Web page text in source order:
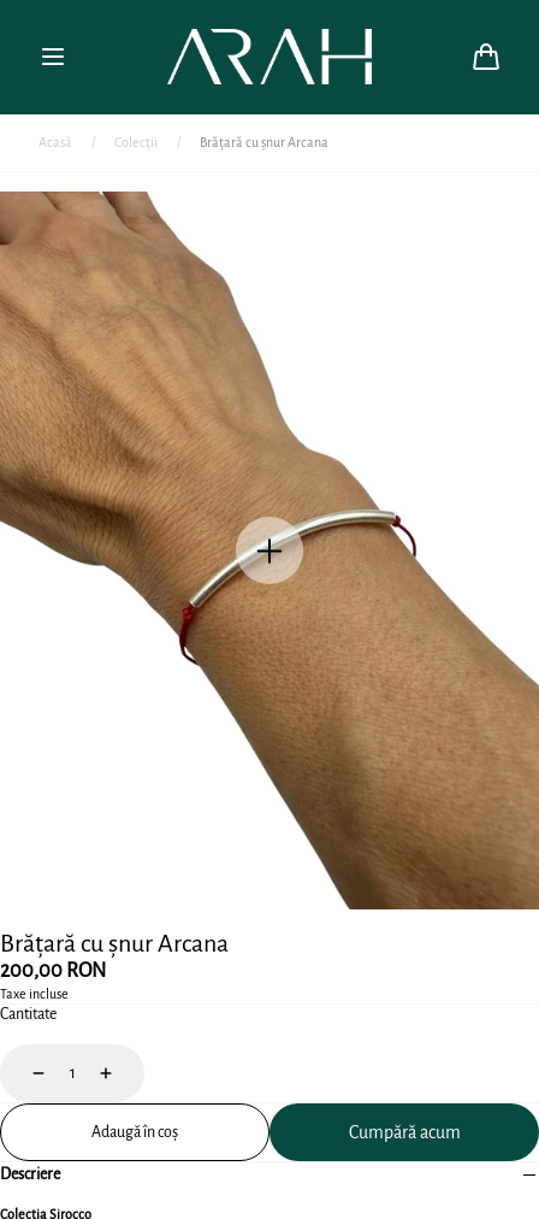
Acasă / Colecții / Brățară cu șnur Arcana
Brățară cu șnur Arcana
Preț
obișnuit
200,00 RON
Taxe incluse
Cantitate
Scade Crește
Adaugă în coș
Descriere
Colecția Sirocco